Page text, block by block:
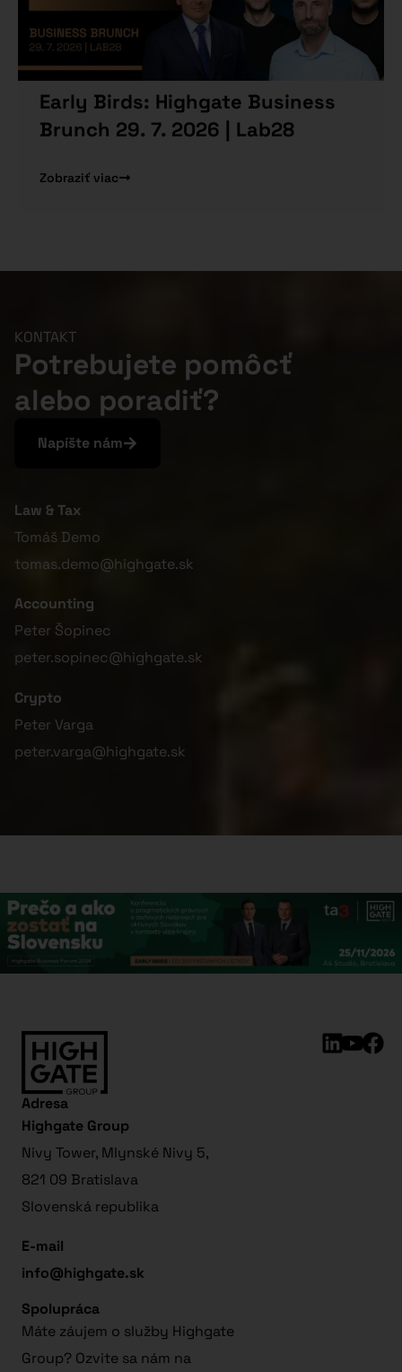
Early Birds: Highgate Business
Brunch 29. 7. 2026 | Lab28
Zobraziť viac
KONTAKT
Potrebujete pomôcť
alebo poradiť?
Napíšte nám
Law & Tax
Tomáš Demo
tomas.demo@highgate.sk
Accounting
Peter Šopinec
peter.sopinec@highgate.sk
Crypto
Peter Varga
peter.varga@highgate.sk
Adresa
Highgate Group
Nivy Tower, Mlynské Nivy 5,
821 09 Bratislava
Slovenská republika
E-mail
info@highgate.sk
Spolupráca
Máte záujem o služby Highgate
Group? Ozvite sa nám na